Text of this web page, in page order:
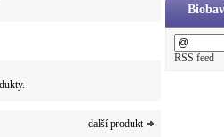
další produkt
RSS feed